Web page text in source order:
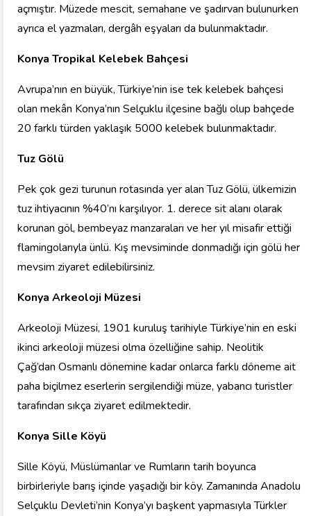
açmıştır. Müzede mescit, semahane ve şadırvan bulunurken
ayrıca el yazmaları, dergâh eşyaları da bulunmaktadır.
Konya Tropikal Kelebek Bahçesi
Avrupa’nın en büyük, Türkiye’nin ise tek kelebek bahçesi
olan mekân Konya’nın Selçuklu ilçesine bağlı olup bahçede
20 farklı türden yaklaşık 5000 kelebek bulunmaktadır.
Tuz Gölü
Pek çok gezi turunun rotasında yer alan Tuz Gölü, ülkemizin
tuz ihtiyacının %40’nı karşılıyor. 1. derece sit alanı olarak
korunan göl, bembeyaz manzaraları ve her yıl misafir ettiği
flamingolarıyla ünlü. Kış mevsiminde donmadığı için gölü her
mevsim ziyaret edilebilirsiniz.
Konya Arkeoloji Müzesi
Arkeoloji Müzesi, 1901 kuruluş tarihiyle Türkiye’nin en eski
ikinci arkeoloji müzesi olma özelliğine sahip. Neolitik
Çağ’dan Osmanlı dönemine kadar onlarca farklı döneme ait
paha biçilmez eserlerin sergilendiği müze, yabancı turistler
tarafından sıkça ziyaret edilmektedir.
Konya Sille Köyü
Sille Köyü, Müslümanlar ve Rumların tarih boyunca
birbirleriyle barış içinde yaşadığı bir köy. Zamanında Anadolu
Selçuklu Devleti’nin Konya’yı başkent yapmasıyla Türkler